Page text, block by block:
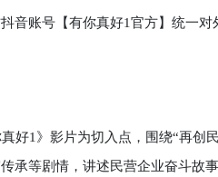
账号【有你真好1官方】统一对
1》影片为切入点，围绕“再创
承等剧情，讲述民营企业奋斗故